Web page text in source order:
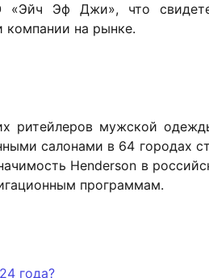
«Эйч Эф Джи», что
компании на рынке.
ритейлеров мужской
салонами в 64 городах
Henderson в
программам.
года?